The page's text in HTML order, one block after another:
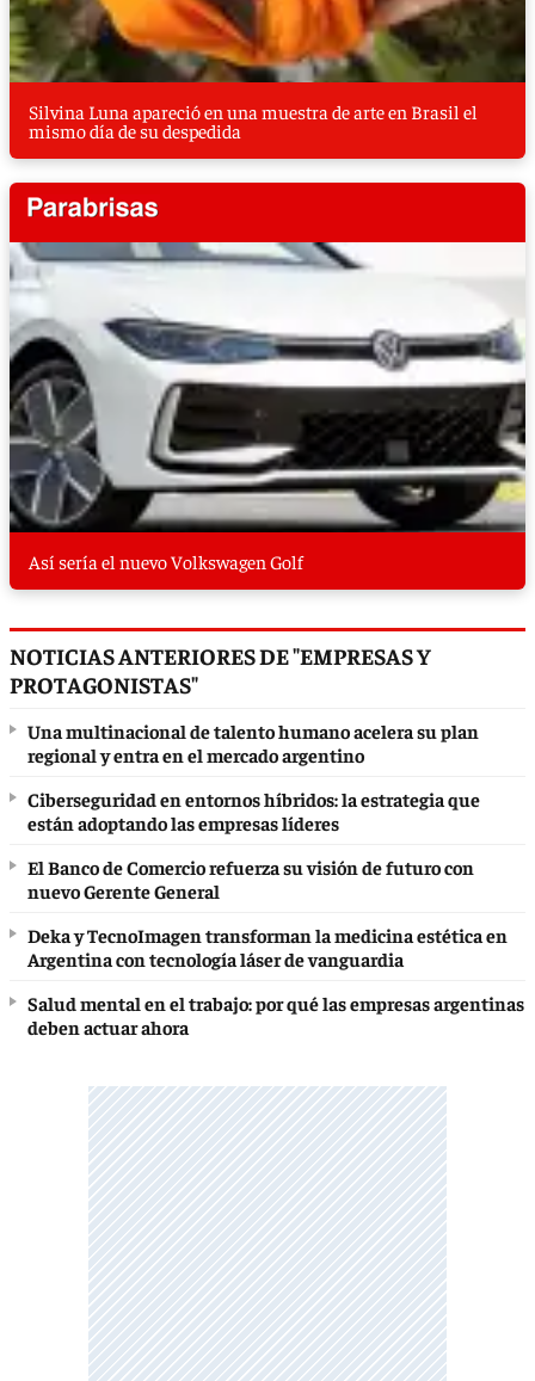
Silvina Luna apareció en una muestra de arte en Brasil el
mismo día de su despedida
Así sería el nuevo Volkswagen Golf
NOTICIAS ANTERIORES DE "EMPRESAS Y
PROTAGONISTAS"
Una multinacional de talento humano acelera su plan
regional y entra en el mercado argentino
Ciberseguridad en entornos híbridos: la estrategia que
están adoptando las empresas líderes
El Banco de Comercio refuerza su visión de futuro con
nuevo Gerente General
Deka y TecnoImagen transforman la medicina estética en
Argentina con tecnología láser de vanguardia
Salud mental en el trabajo: por qué las empresas argentinas
deben actuar ahora